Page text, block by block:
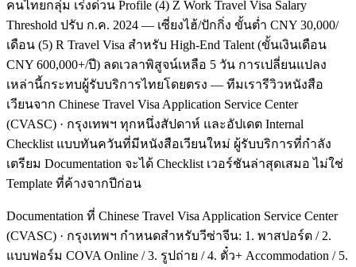
คนไทยกลุ่ม เร่งด่วน Profile (4) Z Work Travel Visa Salary
Threshold ปรับ ก.ค. 2024 — เซี่ยงไฮ้/ปักกิ่ง ขั้นต่ำ CNY 30,000/
เดือน (5) R Travel Visa สำหรับ High-End Talent (ขั้นเงินเดือน
CNY 600,000+/ปี) ลดเวลาพิสูจน์เหลือ 5 วัน การเปลี่ยนแปลง
เหล่านี้กระทบผู้รับบริการไทยโดยตรง — ทีมเรารีวิวหนังสือ
เวียนจาก Chinese Travel Visa Application Service Center
(CVASC) · กรุงเทพฯ ทุกหนึ่งสัปดาห์ และอัปเดต Internal
Checklist แบบทันควันที่มีหนังสือเวียนใหม่ ผู้รับบริการที่กำลัง
เตรียม Documentation จะได้ Checklist เวอร์ชันล่าสุดเสมอ ไม่ใช่
Template ที่ค้างจากปีก่อน
Documentation ที่ Chinese Travel Visa Application Service Center
(CVASC) · กรุงเทพฯ กำหนดสำหรับวีซ่าจีน: 1. พาสปอร์ต / 2.
แบบฟอร์ม COVA Online / 3. รูปถ่าย / 4. ตั๋ว+ Accommodation / 5.